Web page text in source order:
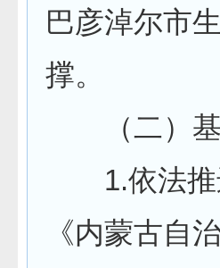
巴彦淖尔市
撑。
（二）基
1.依法推
《内蒙古自